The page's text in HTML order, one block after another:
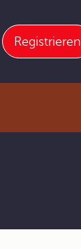
Registrieren